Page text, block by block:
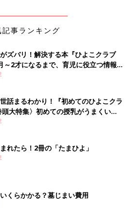
事ランキング
ズバリ！解決する本『ひよこクラブ
2才になるまで、育児に役立つ情報が
話まるわかり！『初めてのひよこクラ
大特集〉初めての授乳がうまくい
ミルクの基本と夏のトラブル 解決テ
れたら！2冊の「たまひよ」
くらかかる？墓じまい費用